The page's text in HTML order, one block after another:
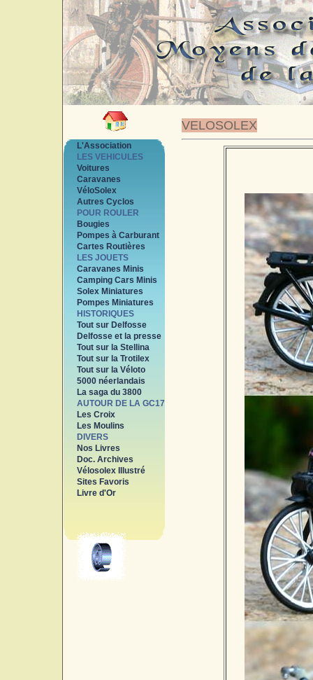
VELOSOLEX
L'Association
LES VEHICULES
Voitures
Caravanes
VéloSolex
Autres Cyclos
POUR ROULER
Bougies
Pompes à Carburant
Cartes Routières
LES JOUETS
Caravanes Minis
Camping Cars Minis
Solex Miniatures
Pompes Miniatures
HISTORIQUES
Tout sur Delfosse
Delfosse et la presse
Tout sur la Stellina
Tout sur la Trotilex
Tout sur la Véloto
5000 néerlandais
La saga du 3800
AUTOUR DE LA GC17
Les Croix
Les Moulins
DIVERS
Nos Livres
Doc. Archives
Vélosolex Illustré
Sites Favoris
Livre d'Or